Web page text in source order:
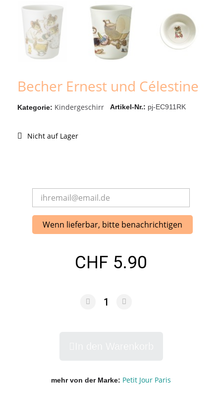
Becher Ernest und Célestine
Kategorie Kindergeschirr Artikel-Nr. pj-EC911RK
Nicht auf Lager
Wenn lieferbar, bitte benachrichtigen
CHF 5.90
mehr von der Marke Petit Jour Paris